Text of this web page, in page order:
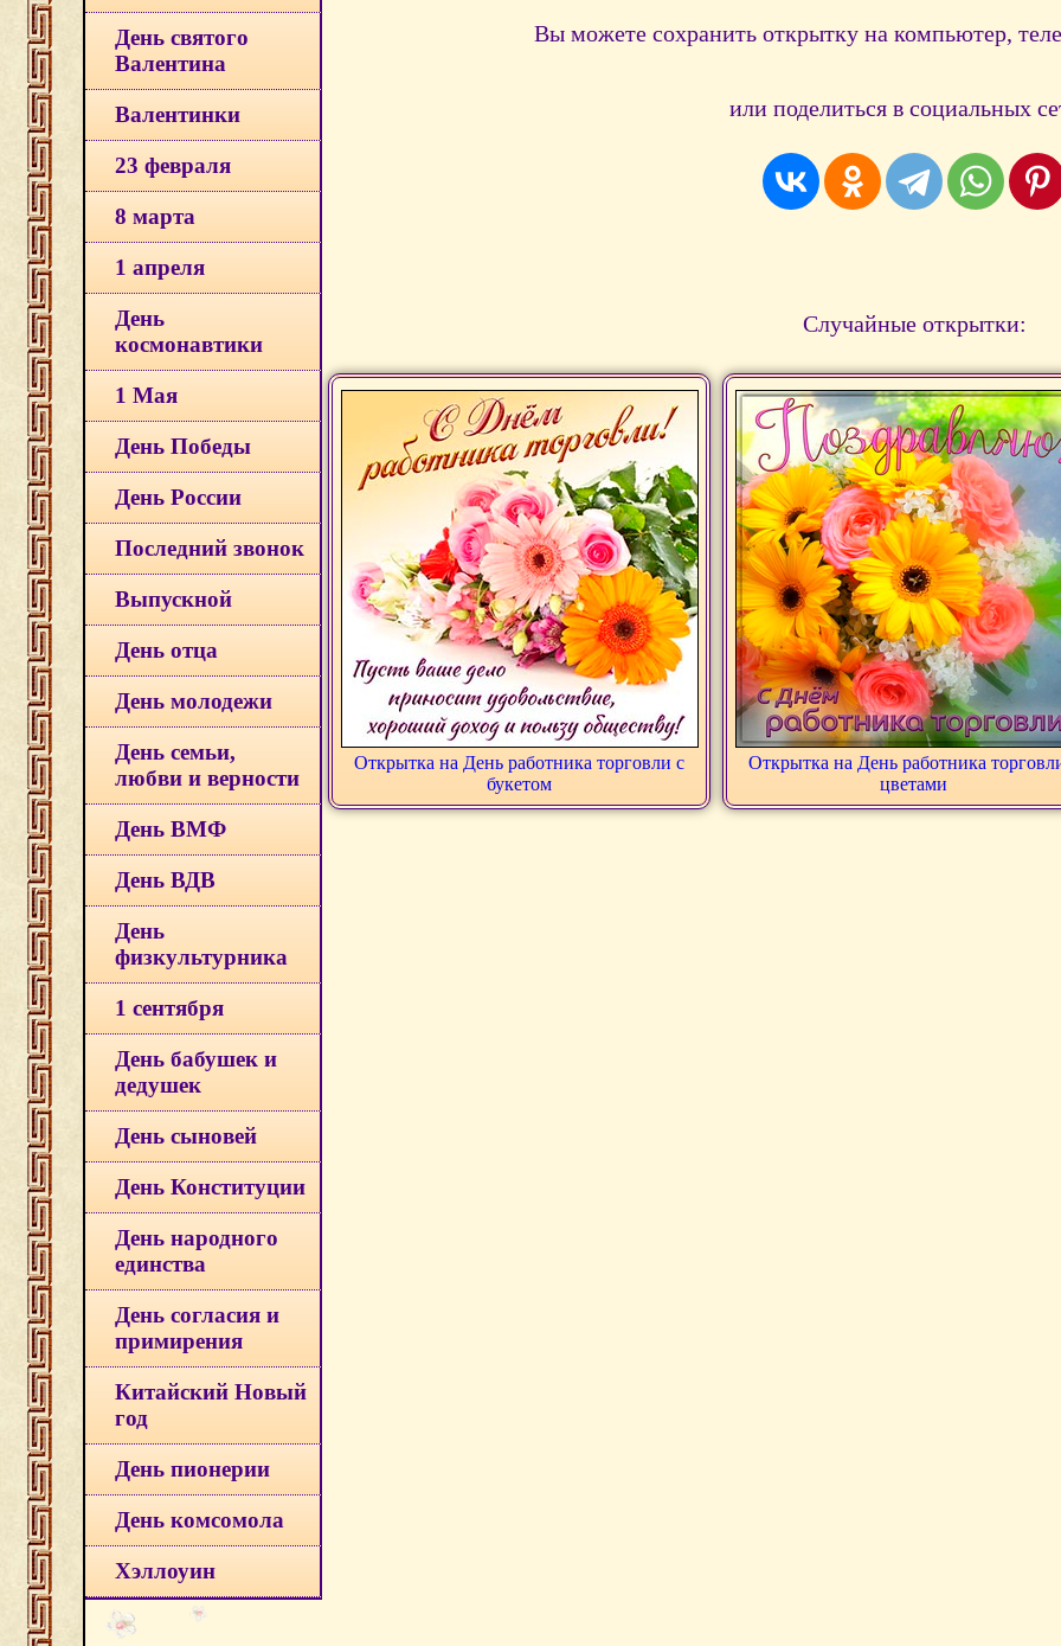
День святого
Валентина
Валентинки
23 февраля
8 марта
1 апреля
День
космонавтики
1 Мая
День Победы
День России
Последний звонок
Выпускной
День отца
День молодежи
День семьи,
любви и верности
День ВМФ
День ВДВ
День
физкультурника
1 сентября
День бабушек и
дедушек
День сыновей
День Конституции
День народного
единства
День согласия и
примирения
Китайский Новый
год
День пионерии
День комсомола
Хэллоуин
Вы можете сохранить открытку на компьютер,
или поделиться в социальных
Случайные открытки:
Открытка на День работника торговли с
букетом
Открытка на День работника
цветами